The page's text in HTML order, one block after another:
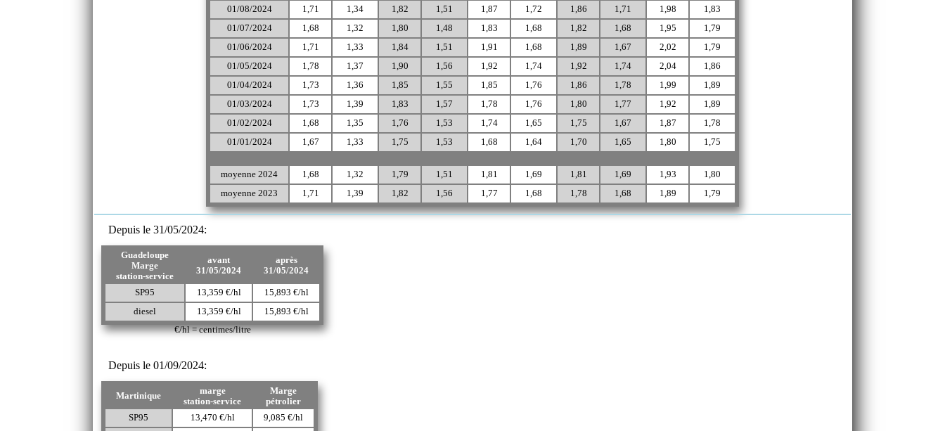
01/08/2024
1,71 1,34 1,82 1,51 1,87 1,72 1,86 1,71 1,98
1,83
01/07/2024
1,68 1,32 1,80 1,48 1,83 1,68 1,82 1,68 1,95
1,79
01/06/2024
1,71 1,33 1,84 1,51 1,91 1,68 1,89 1,67 2,02
1,79
01/05/2024
1,78 1,37 1,90 1,56 1,92 1,74 1,92 1,74 2,04
1,86
01/04/2024
1,73 1,36 1,85 1,55 1,85 1,76 1,86 1,78 1,99
1,89
01/03/2024
1,73 1,39 1,83 1,57 1,78 1,76 1,80 1,77 1,92
1,89
01/02/2024
1,68 1,35 1,76 1,53 1,74 1,65 1,75 1,67 1,87
1,78
01/01/2024
1,67 1,33 1,75 1,53 1,68 1,64 1,70 1,65 1,80 1,75
moyenne 2024 1,68 1,32 1,79 1,51 1,81 1,69 1,81 1,69 1,93
1,80
moyenne 2023
1,71 1,39 1,82 1,56 1,77 1,68 1,78 1,68 1,89 1,79
Depuis le 31/05/2024:
Guadeloupe
Marge
station-service
avant
31/05/2024
après
31/05/2024
SP95 13,359 €/hl
15,893 €/hl
diesel
13,359 €/hl
15,893 €/hl
€/hl = centimes/litre
Depuis le 01/09/2024:
Martinique
marge
station-service
Marge
pétrolier
SP95
13,470 €/hl
9,085 €/hl